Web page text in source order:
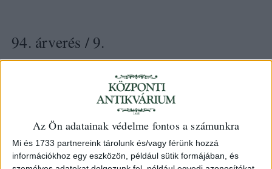
Az Ön adatainak védelme fontos a számunkra
Mi és 1733 partnereink tárolunk és/vagy férünk hozzá
információkhoz egy eszközön, például sütik formájában, és
94. árverés / 9.
110 000 Ft
73585